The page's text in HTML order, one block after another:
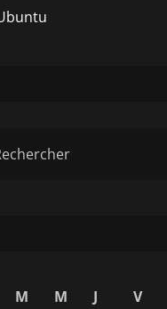
phpmyadmin
phpMyAdmin
empty/php
M M J V